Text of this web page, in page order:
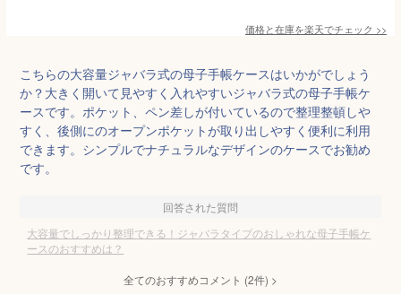
価格と在庫を楽天でチェック >>
こちらの大容量ジャバラ式の母子手帳ケースはいかがでしょう
か？大きく開いて見やすく入れやすいジャバラ式の母子手帳ケ
ースです。ポケット、ペン差しが付いているので整理整頓しや
すく、後側にのオープンポケットが取り出しやすく便利に利用
できます。シンプルでナチュラルなデザインのケースでお勧め
です。
回答された質問
大容量でしっかり整理できる！ジャバラタイプのおしゃれな母子手帳ケ
ースのおすすめは？
全てのおすすめコメント (2件) >